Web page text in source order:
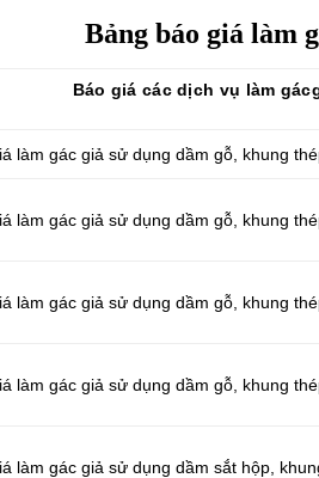
Bảng báo giá làm
Báo giá các dịch vụ làm
làm gác giả sử dụng dầm gỗ, khung
làm gác giả sử dụng dầm gỗ, khung
làm gác giả sử dụng dầm gỗ, khung
làm gác giả sử dụng dầm gỗ, khung
làm gác giả sử dụng dầm sắt hộp,